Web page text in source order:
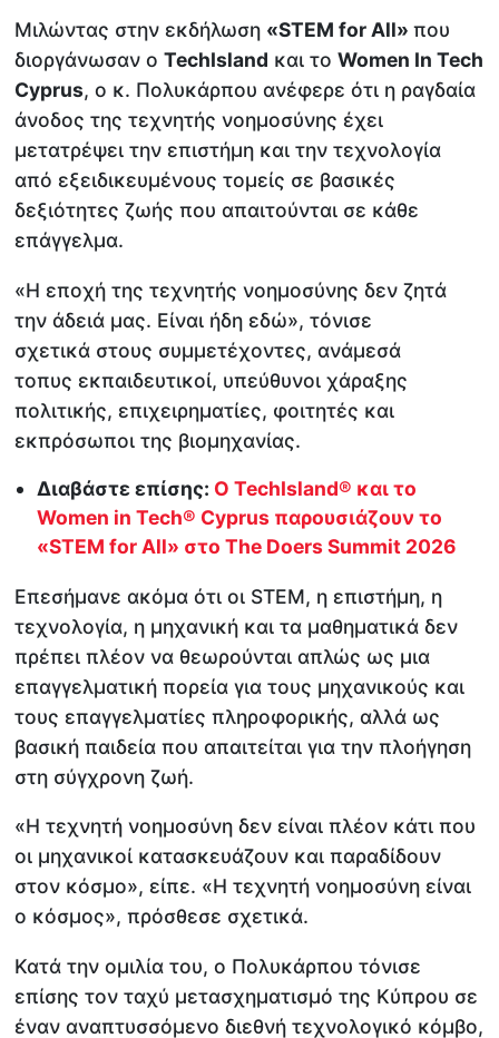
Μιλώντας στην εκδήλωση «STEM for All»που
διοργάνωσαν οTechIsland και τοWomen In Tech
Cyprus, ο κ. Πολυκάρπου ανέφερε ότι η ραγδαία
άνοδος της τεχνητής νοημοσύνης έχει
μετατρέψει την επιστήμη και την τεχνολογία
από εξειδικευμένους τομείς σε βασικές
δεξιότητες ζωής που απαιτούνται σε κάθε
επάγγελμα.
«Η εποχή της τεχνητής νοημοσύνης δεν ζητά
την άδειά μας. Είναι ήδη εδώ», τόνισε
σχετικά στους συμμετέχοντες, ανάμεσά
τοπυς εκπαιδευτικοί, υπεύθυνοι χάραξης
πολιτικής, επιχειρηματίες, φοιτητές και
εκπρόσωποι της βιομηχανίας.
Διαβάστε επίσης: Ο TechIsland® και το
Women in Tech® Cyprus παρουσιάζουν το
«STEM for All» στο The Doers Summit 2026
Επεσήμανε ακόμα ότι οι STEM, η επιστήμη, η
τεχνολογία, η μηχανική και τα μαθηματικά δεν
πρέπει πλέον να θεωρούνται απλώς ως μια
επαγγελματική πορεία για τους μηχανικούς και
τους επαγγελματίες πληροφορικής, αλλά ως
βασική παιδεία που απαιτείται για την πλοήγηση
στη σύγχρονη ζωή.
«Η τεχνητή νοημοσύνη δεν είναι πλέον κάτι που
οι μηχανικοί κατασκευάζουν και παραδίδουν
στον κόσμο», είπε. «Η τεχνητή νοημοσύνη είναι
ο κόσμος», πρόσθεσε σχετικά.
Κατά την ομιλία του, ο Πολυκάρπου τόνισε
επίσης τον ταχύ μετασχηματισμό της Κύπρου σε
έναν αναπτυσσόμενο διεθνή τεχνολογικό κόμβο,